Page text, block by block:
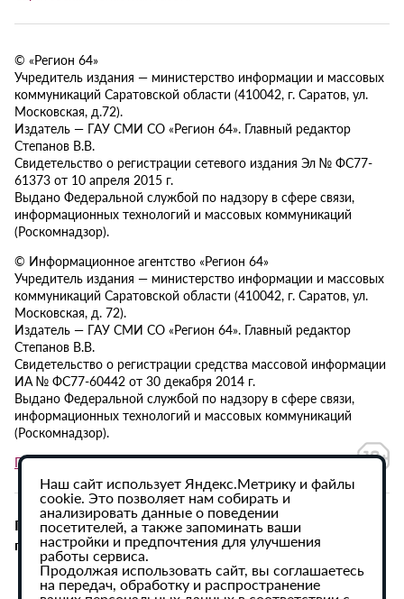
© «Регион 64»
Учредитель издания — министерство информации и массовых
коммуникаций Саратовской области (410042, г. Саратов, ул.
Московская, д.72).
Издатель — ГАУ СМИ СО «Регион 64». Главный редактор
Степанов В.В.
Свидетельство о регистрации сетевого издания Эл № ФС77-
61373 от 10 апреля 2015 г.
Выдано Федеральной службой по надзору в сфере связи,
информационных технологий и массовых коммуникаций
(Роскомнадзор).
© Информационное агентство «Регион 64»
Учредитель издания — министерство информации и массовых
коммуникаций Саратовской области (410042, г. Саратов, ул.
Московская, д. 72).
Издатель — ГАУ СМИ СО «Регион 64». Главный редактор
Степанов В.В.
Свидетельство о регистрации средства массовой информации
ИА № ФС77-60442 от 30 декабря 2014 г.
Выдано Федеральной службой по надзору в сфере связи,
информационных технологий и массовых коммуникаций
(Роскомнадзор).
Политика в отношении обработки персональных данных
При использовании материалов сайта активная
гиперссылка на ИА «Регион 64» обязательна.
Наш сайт использует Яндекс.Метрику и файлы
cookie. Это позволяет нам собирать и
анализировать данные о поведении
посетителей, а также запоминать ваши
настройки и предпочтения для улучшения
работы сервиса.
Продолжая использовать сайт, вы соглашаетесь
на передач, обработку и распространение